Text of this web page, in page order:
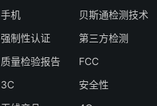
手机
贝斯通检测技术
强制性认证
第三方检测
质量检验报告
FCC
3C
安全性